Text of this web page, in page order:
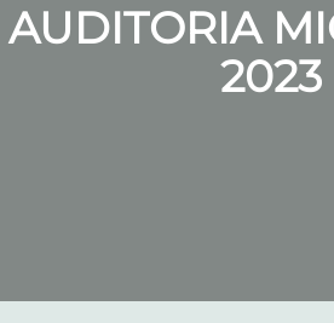
AUDITORIA
2023